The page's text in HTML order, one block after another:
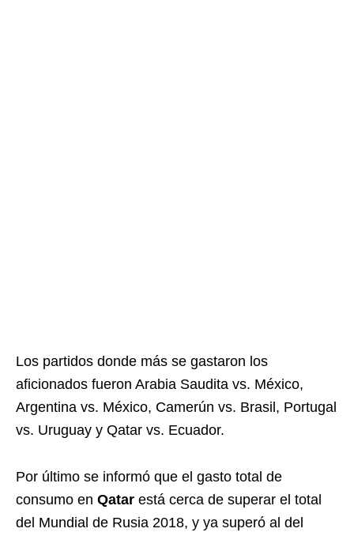
Los partidos donde más se gastaron los
aficionados fueron Arabia Saudita vs. México,
Argentina vs. México, Camerún vs. Brasil, Portugal
vs. Uruguay y Qatar vs. Ecuador.
Por último se informó que el gasto total de
consumo en Qatar está cerca de superar el total
del Mundial de Rusia 2018, y ya superó al del